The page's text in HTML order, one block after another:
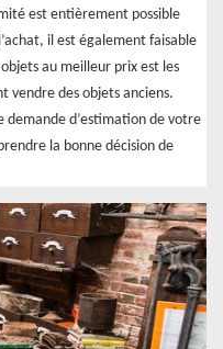
est entièrement possible
il est également faisable
au meilleur prix est les
vendre des objets anciens.
demande d’estimation de votre
la bonne décision de